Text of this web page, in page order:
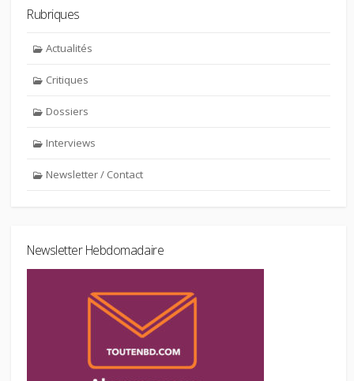
Rubriques
Actualités
Critiques
Dossiers
Interviews
Newsletter / Contact
Newsletter Hebdomadaire